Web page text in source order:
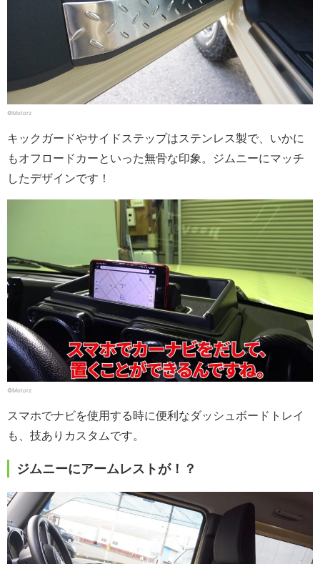
©Motorz
キックガードやサイドステップはステンレス製で、いかに
もオフロードカーといった無骨な印象。ジムニーにマッチ
したデザインです！
©Motorz
スマホでナビを使用する時に便利なダッシュボードトレイ
も、技ありカスタムです。
ジムニーにアームレストが！？